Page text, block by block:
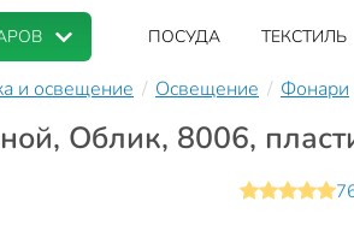
ПОСУДА ТЕКСТИЛЬ
и освещение Освещение Фонари
Облик, 8006,